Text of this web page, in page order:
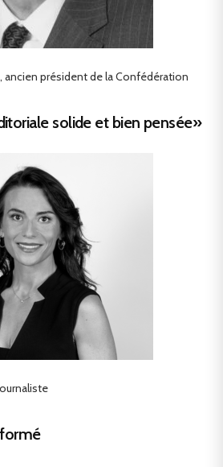
ancien président de la Confédération
solide et bien pensée»